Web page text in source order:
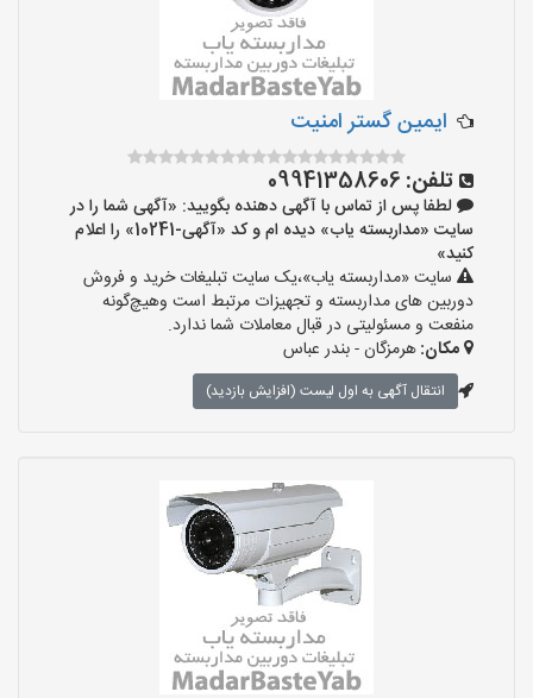
ایمین گستر امنیت
تلفن: 09941358606
لطفا پس از تماس با آگهی دهنده بگویید: «آگهی شما را در
سایت «مداربسته یاب» دیده ام و کد «آگهی-10241» را اعلام
کنید»
سایت «مداربسته یاب»،یک سایت تبلیغات خرید و فروش
دوربین های مداربسته و تجهیزات مرتبط است وهیچ‌گونه
منفعت و مسئولیتی در قبال معاملات شما ندارد.
مکان:هرمزگان - بندر عباس
انتقال آگهی به اول لیست (افزایش بازدید)